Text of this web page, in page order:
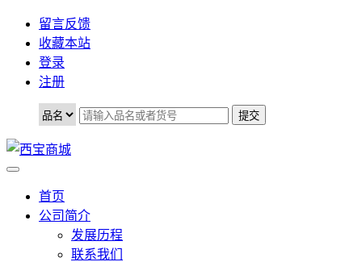
留言反馈
收藏本站
登录
注册
首页
公司简介
发展历程
联系我们